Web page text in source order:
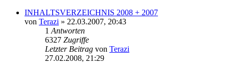
INHALTSVERZEICHNIS 2008 + 2007
von Terazi » 22.03.2007, 20:43
1 Antworten
6327 Zugriffe
Letzter Beitrag von Terazi
27.02.2008, 21:29